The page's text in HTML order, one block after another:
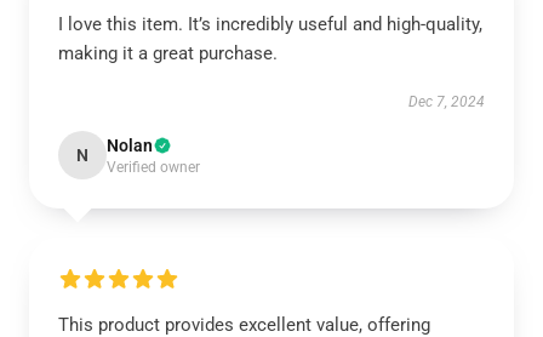
I love this item. It’s incredibly useful and high-quality,
making it a great purchase.
Dec 7, 2024
N Nolan
Verified owner
This product provides excellent value, offering